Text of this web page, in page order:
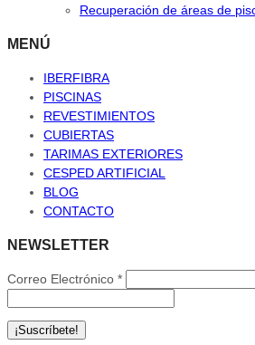
Recuperación de áreas de
MENÚ
IBERFIBRA
PISCINAS
REVESTIMIENTOS
CUBIERTAS
TARIMAS EXTERIORES
CESPED ARTIFICIAL
BLOG
CONTACTO
NEWSLETTER
Correo Electrónico *